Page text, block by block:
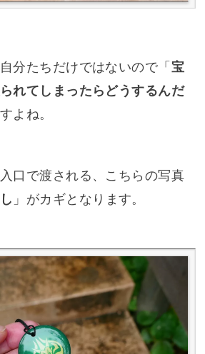
分たちだけではないので「 宝
れてしまったらどうするんだ
よね。
口で渡される、こちらの写真
」がカギとなります。